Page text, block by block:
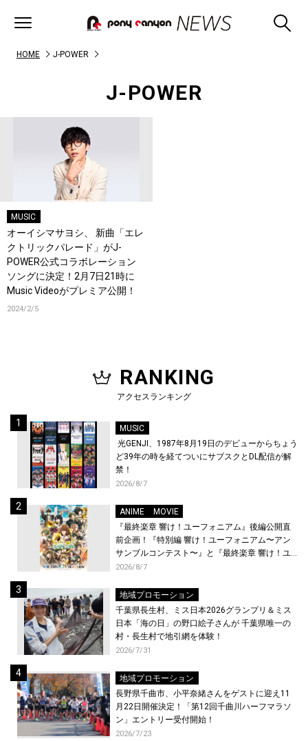
HOME J-POWER
J-POWER
MUSIC
オーイシマサヨシ、 新曲「エレ
クトリックパレード」がJ-
POWER公式コラボレーション
ソングに決定！2月7日21時に
Music Videoがプレミア公開！
2024/2/5
RANKING
アクセスランキング
MUSIC
光GENJI、1987年8月19日のデビューからちょう
ど39年の時を経てついにサブスクとDL配信が解
禁！
2026/8/7
ANIME
MOVIE
『最終楽章 響け！ユーフォニアム』後編公開直
前企画！『特別編 響け！ユーフォニアム〜アン
サンブルコンテスト〜』と『最終楽章 響け！ユ
ーフォニアム』前編の一挙上映が決定！
2026/8/7
地域プロモーション
千葉県長生村、ミス日本2026グランプリ＆ミス
日本「海の日」の野口絵子さんが 千葉県唯一の
村・長生村で地引網を体験！
2026/7/31
地域プロモーション
長野県千曲市、小平奈緒さんをゲストに迎え11
月22日開催決定！「第12回千曲川ハーフマラソ
ン」エントリー受付開始！
2026/7/23